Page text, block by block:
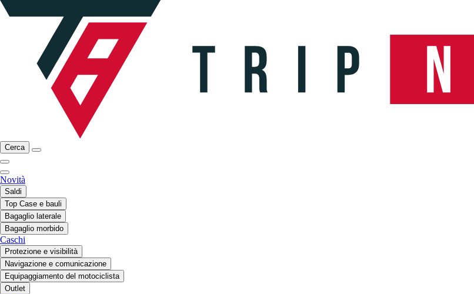
Cerca
Novità
Saldi
Top Case e bauli
Bagaglio laterale
Bagaglio morbido
Caschi
Protezione e visibilità
Navigazione e comunicazione
Equipaggiamento del motociclista
Outlet